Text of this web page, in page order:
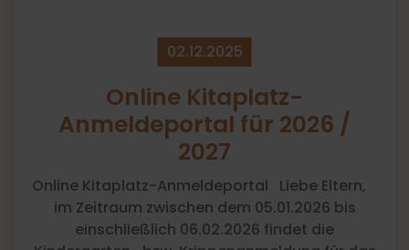
02.​12.​2025
Online Kitaplatz-
Anmeldeportal für 2026 /
2027
Online Kitaplatz-Anmeldeportal Liebe Eltern,
im Zeitraum zwischen dem 05.01.2026 bis
einschließlich 06.02.2026 findet die